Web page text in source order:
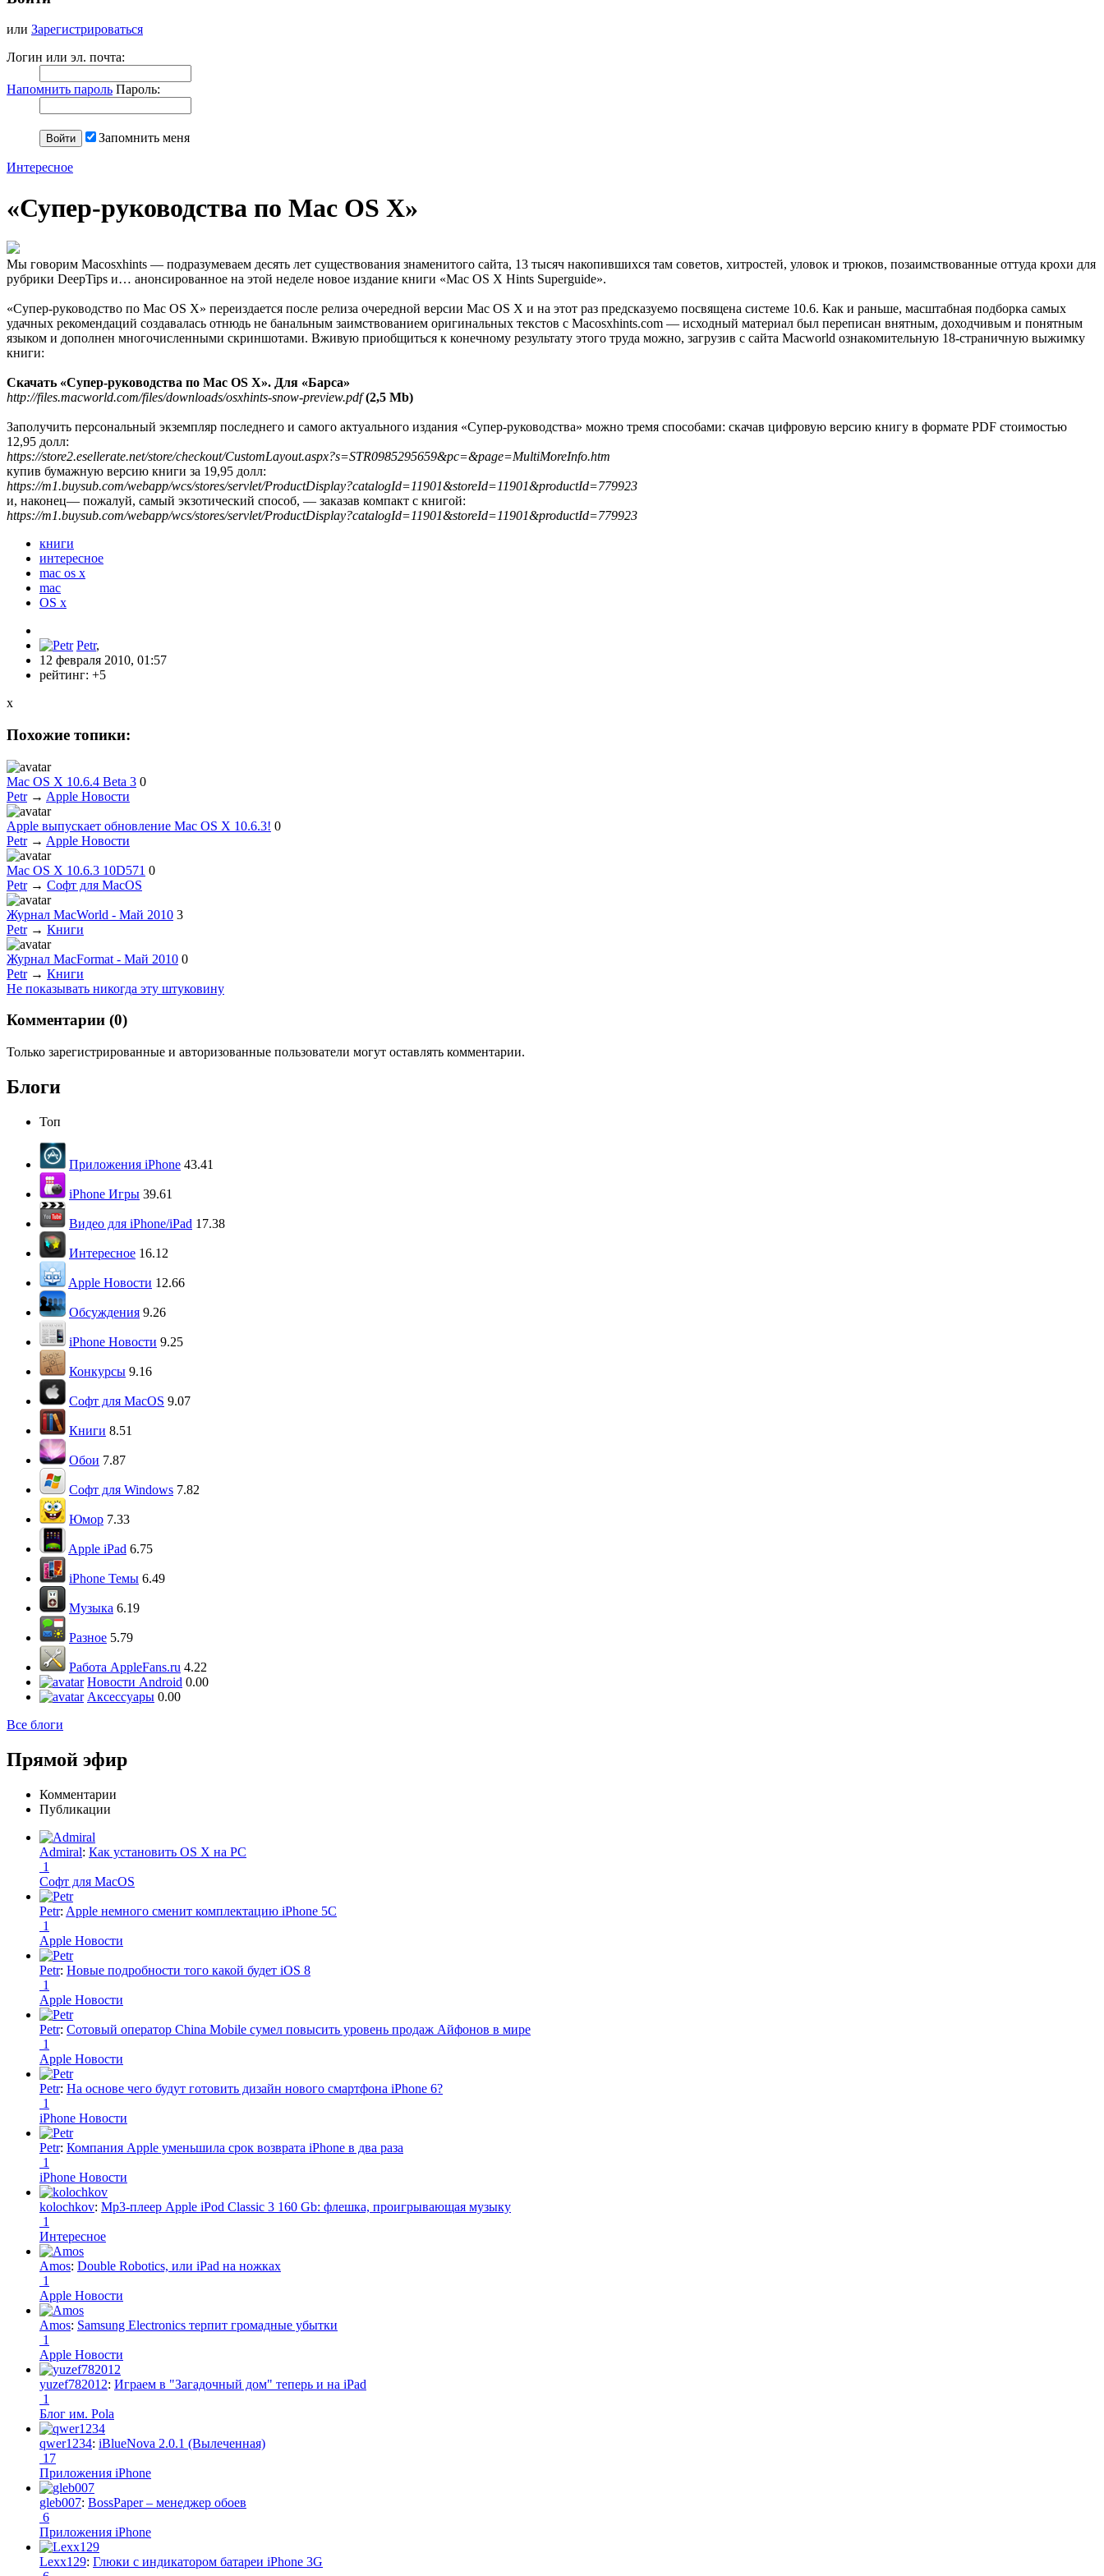
или Зарегистрироваться
Логин или эл. почта:
Напомнить пароль Пароль:
Запомнить меня
Интересное
«Супер-руководства по Mac OS X»
Мы говорим Macosxhints — подразумеваем десять лет существования знаменитого сайта, 13 тысяч накопившихся там советов, хитростей, уловок и трюков, позаимствованные оттуда крохи для
рубрики DeepTips и… анонсированное на этой неделе новое издание книги «Mac OS X Hints Superguide».
«Супер-руководство по Mac OS X» переиздается после релиза очередной версии Mac OS X и на этот раз предсказуемо посвящена системе 10.6. Как и раньше, масштабная подборка самых
удачных рекомендаций создавалась отнюдь не банальным заимствованием оригинальных текстов с Macosxhints.com — исходный материал был переписан внятным, доходчивым и понятным
языком и дополнен многочисленными скриншотами. Вживую приобщиться к конечному результату этого труда можно, загрузив с сайта Macworld ознакомительную 18-страничную выжимку
книги:
Скачать «Супер-руководства по Mac OS X». Для «Барса»
http://files.macworld.com/files/downloads/osxhints-snow-preview.pdf (2,5 Mb)
Заполучить персональный экземпляр последнего и самого актуального издания «Супер-руководства» можно тремя способами: скачав цифровую версию книгу в формате PDF стоимостью
12,95 долл:
https://store2.esellerate.net/store/checkout/CustomLayout.aspx?s=STR0985295659&pc=&page=MultiMoreInfo.htm
купив бумажную версию книги за 19,95 долл:
https://m1.buysub.com/webapp/wcs/stores/servlet/ProductDisplay?catalogId=11901&storeId=11901&productId=779923
и, наконец— пожалуй, самый экзотический способ, — заказав компакт с книгой:
https://m1.buysub.com/webapp/wcs/stores/servlet/ProductDisplay?catalogId=11901&storeId=11901&productId=779923
книги
интересное
mac os x
mac
OS x
Petr,
12 февраля 2010, 01:57
рейтинг: +5
x
Похожие топики:
Mac OS X 10.6.4 Beta 3 0
Petr→ Apple Новости
Apple выпускает обновление Mac OS X 10.6.3! 0
Petr→ Apple Новости
Mac OS X 10.6.3 10D571 0
Petr→ Софт для MacOS
Журнал MacWorld - Май 2010 3
Petr→ Книги
Журнал MacFormat - Май 2010 0
Petr→ Книги
Не показывать никогда эту штуковину
Комментарии (0)
Только зарегистрированные и авторизованные пользователи могут оставлять комментарии.
Блоги
Топ
Приложения iPhone 43.41
iPhone Игры 39.61
Видео для iPhone/iPad 17.38
Интересное 16.12
Apple Новости 12.66
Обсуждения 9.26
iPhone Новости 9.25
Конкурсы 9.16
Софт для MacOS 9.07
Книги 8.51
Обои 7.87
Софт для Windows 7.82
Юмор 7.33
Apple iPad 6.75
iPhone Темы 6.49
Музыка 6.19
Разное 5.79
Работа AppleFans.ru 4.22
Новости Android 0.00
Аксессуары 0.00
Все блоги
Прямой эфир
Комментарии
Публикации
Admiral: Как установить OS X на PC
1
Софт для MacOS
Petr: Apple немного сменит комплектацию iPhone 5C
1
Apple Новости
Petr: Новые подробности того какой будет iOS 8
1
Apple Новости
Petr: Сотовый оператор China Mobile сумел повысить уровень продаж Айфонов в мире
1
Apple Новости
Petr: На основе чего будут готовить дизайн нового смартфона iPhone 6?
1
iPhone Новости
Petr: Компания Apple уменьшила срок возврата iPhone в два раза
1
iPhone Новости
kolochkov: Mp3-плеер Apple iPod Classic 3 160 Gb: флешка, проигрывающая музыку
1
Интересное
Amos: Double Robotics, или iPad на ножках
1
Apple Новости
Amos: Samsung Electronics терпит громадные убытки
1
Apple Новости
yuzef782012: Играем в "Загадочный дом" теперь и на iPad
1
Блог им. Pola
qwer1234: iBlueNova 2.0.1 (Вылеченная)
17
Приложения iPhone
gleb007: BossPaper – менеджер обоев
6
Приложения iPhone
Lexx129: Глюки с индикатором батареи iPhone 3G